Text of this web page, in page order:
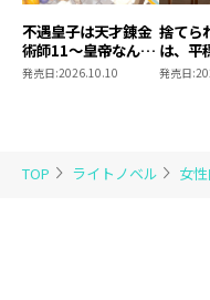
TOP ライトノベル 女
不遇皇子は天才錬金
術師11～皇帝なんて
柄じゃないので弟妹
発売日:2026.10.10
捨てら
は、平
望みの
発売日: